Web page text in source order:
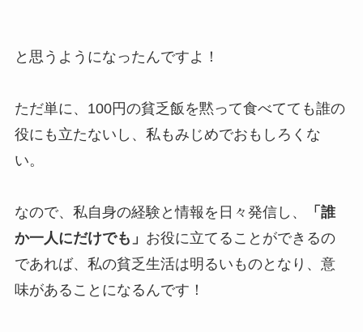
と思うようになったんですよ！
ただ単に、100円の貧乏飯を黙って食べてても誰の
役にも立たないし、私もみじめでおもしろくな
い。
なので、私自身の経験と情報を日々発信し、
「誰
か一人にだけでも」 お役に立てることができるの
であれば、私の貧乏生活は明るいものとなり、意
味があることになるんです！